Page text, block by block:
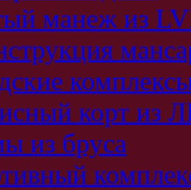
манеж из
корт из
из бруса